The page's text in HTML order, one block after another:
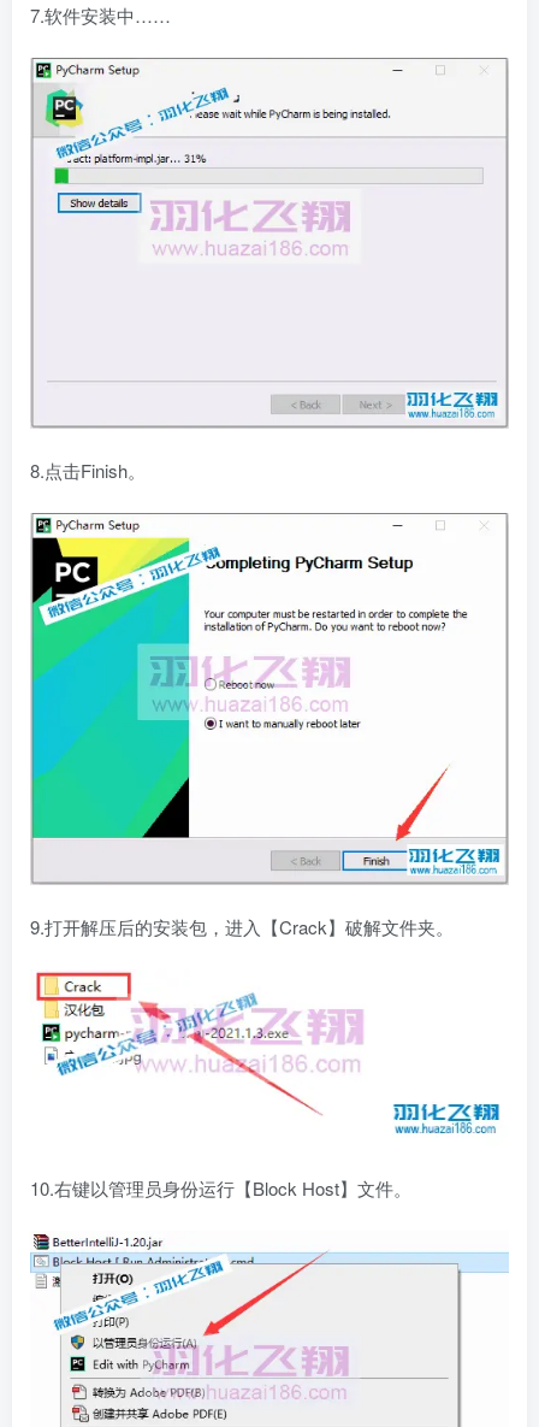
7.软件安装中……
8.点击Finish。
9.打开解压后的安装包，进入【Crack】破解文件夹。
10.右键以管理员身份运行【Block Host】文件。